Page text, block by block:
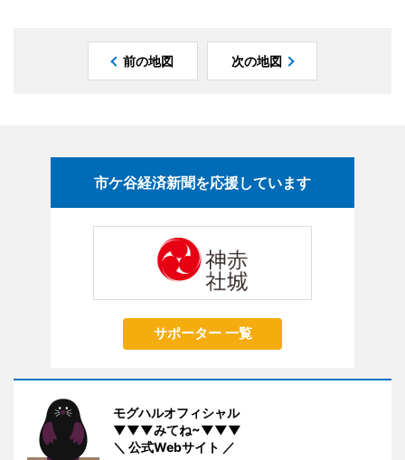
前の地図 次の地図
市ケ谷経済新聞を応援しています
サポーター 一覧
モグハルオフィシャル
▼▼▼みてね~▼▼▼
＼ 公式Webサイト ／